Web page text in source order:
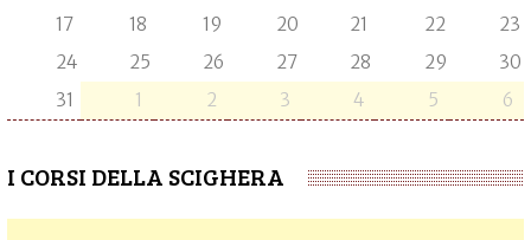
17
18 19 20 21 22
23
24
25 26 27 28 29
30
31
1 2 3 4 5 6
I CORSI DELLA SCIGHERA